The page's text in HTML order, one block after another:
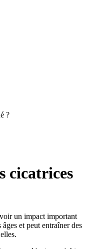
?
cicatrices
un impact important
et peut entraîner des